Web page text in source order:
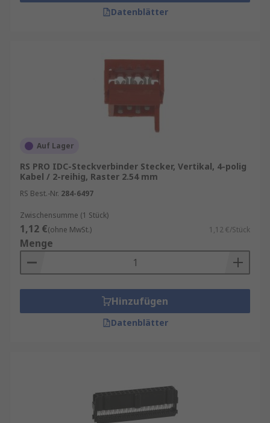
Datenblätter
Auf Lager
RS PRO IDC-Steckverbinder Stecker, Vertikal, 4-polig
Kabel / 2-reihig, Raster 2.54 mm
RS Best.-Nr. 284-6497
Zwischensumme (1 Stück)
1,12 €(ohne MwSt.) 1,12 €/Stück
Menge
Hinzufügen
Datenblätter